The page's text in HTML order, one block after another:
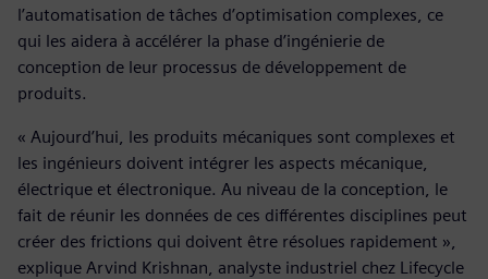
l’automatisation de tâches d’optimisation complexes, ce
qui les aidera à accélérer la phase d’ingénierie de
conception de leur processus de développement de
produits.
« Aujourd’hui, les produits mécaniques sont complexes et
les ingénieurs doivent intégrer les aspects mécanique,
électrique et électronique. Au niveau de la conception, le
fait de réunir les données de ces différentes disciplines peut
créer des frictions qui doivent être résolues rapidement »,
explique Arvind Krishnan, analyste industriel chez Lifecycle